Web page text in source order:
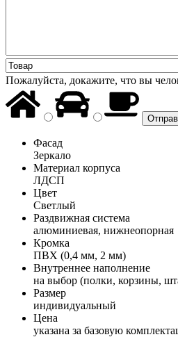
Пожалуйста, докажите, что вы
Фасад
Зеркало
Материал корпуса
ЛДСП
Цвет
Светлый
Раздвижная система
алюминиевая, нижнеопорная
Кромка
ПВХ (0,4 мм, 2 мм)
Внутреннее наполнение
на выбор (полки, корзины,
Размер
индивидуальный
Цена
указана за базовую